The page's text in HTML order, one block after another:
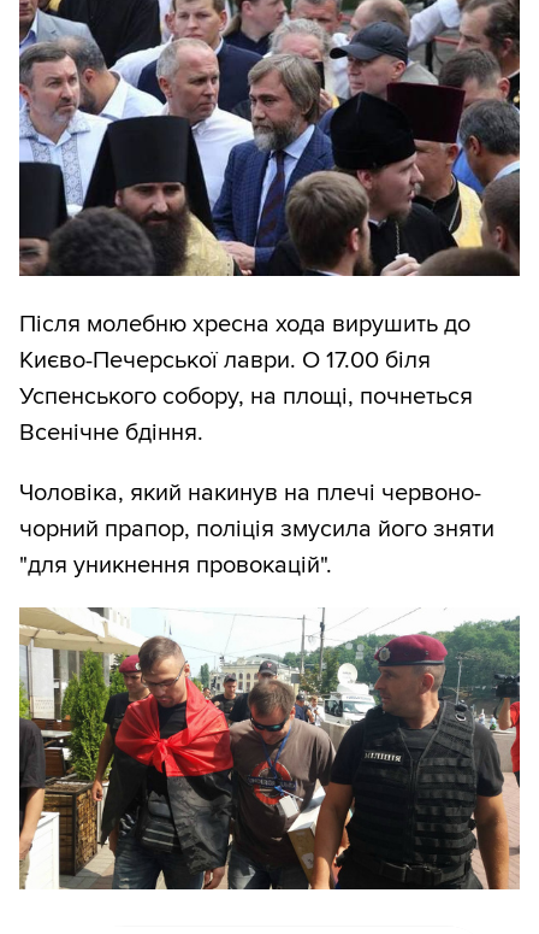
Після молебню хресна хода вирушить до
Києво-Печерської лаври. О 17.00 біля
Успенського собору, на площі, почнеться
Всенічне бдіння.
Чоловіка, який накинув на плечі червоно-
чорний прапор, поліція змусила його зняти
"для уникнення провокацій".